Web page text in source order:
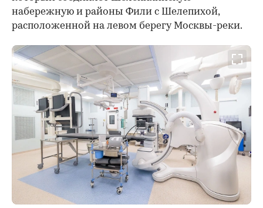
набережную и районы Фили с Шелепихой,
расположенной на левом берегу Москвы-реки.